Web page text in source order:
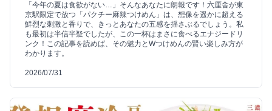
「今年の夏は食欲がない…」そんなあなたに朗報です！六厘舎が東
京駅限定で放つ「パクチー麻辣つけめん」は、想像を遥かに超える
鮮烈な刺激と香りで、きっとあなたの五感を揺さぶるでしょう。私
も最初は半信半疑でしたが、この一杯はまさに食べるエナジードリ
ンク！この記事を読めば、その魅力とWつけめんの賢い楽しみ方が
わかります。
2026/07/31